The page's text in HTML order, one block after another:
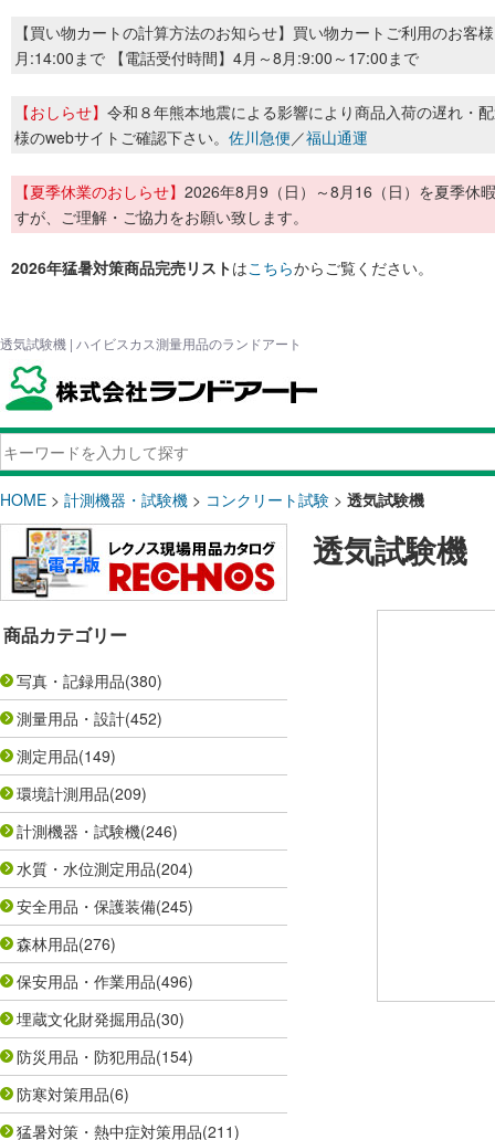
【買い物カートの計算方法のお知らせ】買い物カートご利用のお客
月:14:00まで 【電話受付時間】4月～8月:9:00～17:00まで
【おしらせ】 令和８年熊本地震による影響により商品入荷の遅れ・
様のwebサイトご確認下さい。 佐川急便／福山通運
【夏季休業のおしらせ】 2026年8月9（日）～8月16（日）を夏季休
すが、ご理解・ご協力をお願い致します。
2026年猛暑対策商品完売リストはこちらからご覧ください。
透気試験機 | ハイビスカス測量用品のランドアート
HOME > 計測機器・試験機 > コンクリート試験 > 透気試験機
商品カテゴリー
写真・記録用品(380)
測量用品・設計(452)
測定用品(149)
環境計測用品(209)
計測機器・試験機(246)
水質・水位測定用品(204)
安全用品・保護装備(245)
森林用品(276)
保安用品・作業用品(496)
埋蔵文化財発掘用品(30)
防災用品・防犯用品(154)
防寒対策用品(6)
猛暑対策・熱中症対策用品(211)
透気試験機